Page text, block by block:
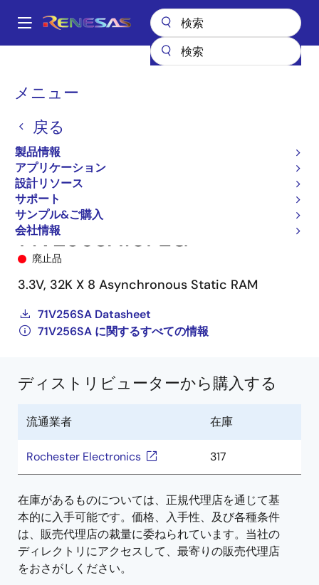
ン
Main
メニュー
戻る
製品情報
アプリケーション
設計リソース
サポート
サンプル&ご購入
会社情報
パ
く
ず
SRAM 非同期SRAM
71V256SA
71V256SA10PZG
廃止品
3.3V, 32K X 8 Asynchronous Static RAM
71V256SA Datasheet
71V256SA に関するすべての情報
ディストリビューターから購入する
流通業者 在庫
Rochester Electronics 317
在庫があるものについては、正規代理店を通じて基
本的に入手可能です。価格、入手性、及び各種条件
は、販売代理店の裁量に委ねられています。当社の
ディレクトリにアクセスして、最寄りの販売代理店
をおさがしください。